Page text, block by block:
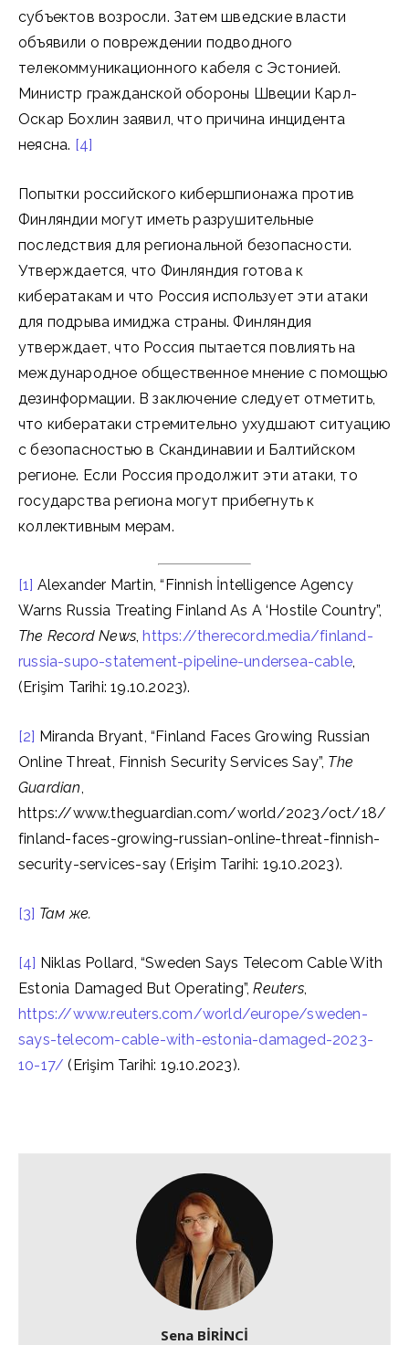
субъектов возросли. Затем шведские власти
объявили о повреждении подводного
телекоммуникационного кабеля с Эстонией.
Министр гражданской обороны Швеции Карл-
Оскар Бохлин заявил, что причина инцидента
неясна. [4]
Попытки российского кибершпионажа против
Финляндии могут иметь разрушительные
последствия для региональной безопасности.
Утверждается, что Финляндия готова к
кибератакам и что Россия использует эти атаки
для подрыва имиджа страны. Финляндия
утверждает, что Россия пытается повлиять на
международное общественное мнение с помощью
дезинформации. В заключение следует отметить,
что кибератаки стремительно ухудшают ситуацию
с безопасностью в Скандинавии и Балтийском
регионе. Если Россия продолжит эти атаки, то
государства региона могут прибегнуть к
коллективным мерам.
[1] Alexander Martin, “Finnish İntelligence Agency
Warns Russia Treating Finland As A ‘Hostile Country”,
The Record News,https://therecord.media/finland-
russia-supo-statement-pipeline-undersea-cable,
(Erişim Tarihi: 19.10.2023).
[2] Miranda Bryant, “Finland Faces Growing Russian
Online Threat, Finnish Security Services Say”, The
Guardian,
https://www.theguardian.com/world/2023/oct/18/
finland-faces-growing-russian-online-threat-finnish-
security-services-say (Erişim Tarihi: 19.10.2023).
[3] Там же.
[4] Niklas Pollard, “Sweden Says Telecom Cable With
Estonia Damaged But Operating”,Reuters,
https://www.reuters.com/world/europe/sweden-
says-telecom-cable-with-estonia-damaged-2023-
10-17/ (Erişim Tarihi: 19.10.2023).
Sena BİRİNCİ